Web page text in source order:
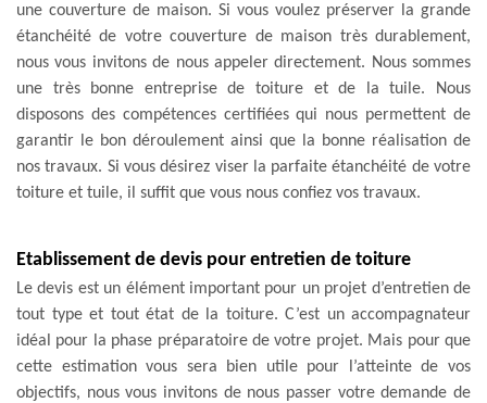
une couverture de maison. Si vous voulez préserver la grande
étanchéité de votre couverture de maison très durablement,
nous vous invitons de nous appeler directement. Nous sommes
une très bonne entreprise de toiture et de la tuile. Nous
disposons des compétences certifiées qui nous permettent de
garantir le bon déroulement ainsi que la bonne réalisation de
nos travaux. Si vous désirez viser la parfaite étanchéité de votre
toiture et tuile, il suffit que vous nous confiez vos travaux.
Etablissement de devis pour entretien de toiture
Le devis est un élément important pour un projet d’entretien de
tout type et tout état de la toiture. C’est un accompagnateur
idéal pour la phase préparatoire de votre projet. Mais pour que
cette estimation vous sera bien utile pour l’atteinte de vos
objectifs, nous vous invitons de nous passer votre demande de